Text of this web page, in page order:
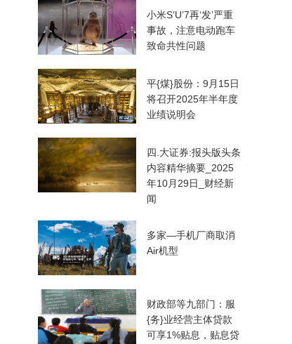
小米S‘U’7再‘发’严重
事故，注意电动跑车
致命共性问题
平{煤}股份：9月15日
将召开2025年半年度
业绩说明会
四.大证券:报头版头条
内容精华摘要_2025
年10月29日_财经新
闻
多家—手机厂商取消
Air机型
财政部等九部门：服
{务}业经营主体贷款
可享1%贴息，贴息贷